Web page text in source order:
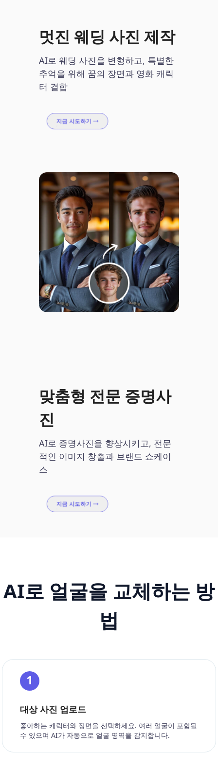
멋진 웨딩 사진 제작
AI로 웨딩 사진을 변형하고, 특별한
추억을 위해 꿈의 장면과 영화 캐릭
터 결합
지금 시도하기
맞춤형 전문 증명사
진
AI로 증명사진을 향상시키고, 전문
적인 이미지 창출과 브랜드 쇼케이
스
지금 시도하기
AI로 얼굴을 교체하는 방
법
1
대상 사진 업로드
좋아하는 캐릭터와 장면을 선택하세요. 여러 얼굴이 포함될
수 있으며 AI가 자동으로 얼굴 영역을 감지합니다.